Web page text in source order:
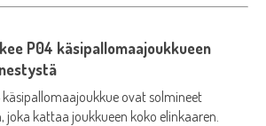
P04 käsipallomaajoukkueen
käsipallomaajoukkue ovat solmineet
joka kattaa joukkueen koko elinkaaren.